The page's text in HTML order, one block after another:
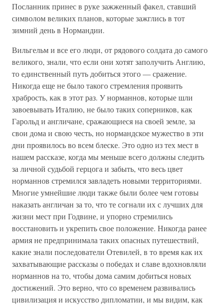
Посланник принес в руке зажженный факел, ставший
символом великих планов, которые зажглись в тот
зимний день в Нормандии.
Вильгельм и все его люди, от рядового солдата до самого
великого, знали, что если они хотят заполучить Англию,
то единственный путь добиться этого — сражение.
Никогда еще не было такого стремления проявить
храбрость, как в этот раз. У норманнов, которые шли
завоевывать Италию, не было таких соперников, как
Гарольд и англичане, сражающиеся на своей земле, за
свои дома и свою честь, но нормандское мужество в эти
дни проявилось во всем блеске. Это одно из тех мест в
нашем рассказе, когда мы меньше всего должны следить
за личной судьбой герцога и забыть, что весь цвет
норманнов стремился завладеть новыми территориями.
Многие умнейшие люди также были более чем готовы
наказать англичан за то, что те согнали их с лучших для
жизни мест при Годвине, и упорно стремились
восстановить и укрепить свое положение. Никогда ранее
армия не предпринимала таких опасных путешествий,
какие знали последователи Отевилей, в то время как их
захватывающие рассказы о победах и славе вдохновляли
норманнов на то, чтобы дома самим добиться новых
достижений. Это верно, что со временем развивались
цивилизация и искусство дипломатии, и мы видим, как